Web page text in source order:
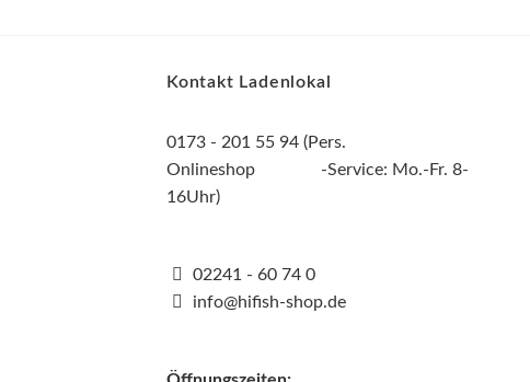
Kontakt Ladenlokal
0173 - 201 55 94 (Pers.
Onlineshop -Service: Mo.-Fr. 8-
16Uhr)
02241 - 60 74 0
info@hifish-shop.de